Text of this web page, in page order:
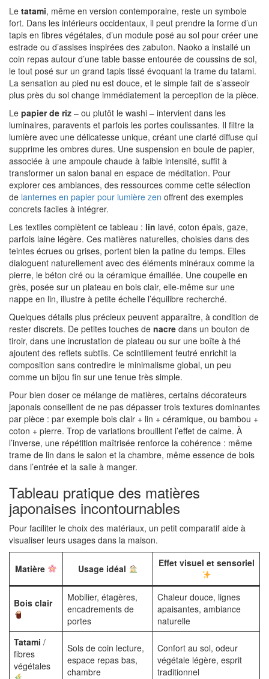
Le tatami, même en version contemporaine, reste un symbole
fort. Dans les intérieurs occidentaux, il peut prendre la forme d’un
tapis en fibres végétales, d’un module posé au sol pour créer une
estrade ou d’assises inspirées des zabuton. Naoko a installé un
coin repas autour d’une table basse entourée de coussins de sol,
le tout posé sur un grand tapis tissé évoquant la trame du tatami.
La sensation au pied nu est douce, et le simple fait de s’asseoir
plus près du sol change immédiatement la perception de la pièce.
Le papier de riz – ou plutôt le washi – intervient dans les
luminaires, paravents et parfois les portes coulissantes. Il filtre la
lumière avec une délicatesse unique, créant une clarté diffuse qui
supprime les ombres dures. Une suspension en boule de papier,
associée à une ampoule chaude à faible intensité, suffit à
transformer un salon banal en espace de méditation. Pour
explorer ces ambiances, des ressources comme cette sélection
de lanternes en papier pour lumière zen offrent des exemples
concrets faciles à intégrer.
Les textiles complètent ce tableau : lin lavé, coton épais, gaze,
parfois laine légère. Ces matières naturelles, choisies dans des
teintes écrues ou grises, portent bien la patine du temps. Elles
dialoguent naturellement avec des éléments minéraux comme la
pierre, le béton ciré ou la céramique émaillée. Une coupelle en
grès, posée sur un plateau en bois clair, elle-même sur une
nappe en lin, illustre à petite échelle l’équilibre recherché.
Quelques détails plus précieux peuvent apparaître, à condition de
rester discrets. De petites touches de nacre dans un bouton de
tiroir, dans une incrustation de plateau ou sur une boîte à thé
ajoutent des reflets subtils. Ce scintillement feutré enrichit la
composition sans contredire le minimalisme global, un peu
comme un bijou fin sur une tenue très simple.
Pour bien doser ce mélange de matières, certains décorateurs
japonais conseillent de ne pas dépasser trois textures dominantes
par pièce : par exemple bois clair + lin + céramique, ou bambou +
coton + pierre. Trop de variations brouillent l’effet de calme. À
l’inverse, une répétition maîtrisée renforce la cohérence : même
trame de lin dans le salon et la chambre, même essence de bois
dans l’entrée et la salle à manger.
Tableau pratique des matières
japonaises incontournables
Pour faciliter le choix des matériaux, un petit comparatif aide à
visualiser leurs usages dans la maison.
Matière Usage idéal Effet visuel et sensoriel
Bois clair
Mobilier, étagères,
encadrements de
portes
Chaleur douce, lignes
apaisantes, ambiance
naturelle
Tatami /
fibres
végétales
Sols de coin lecture,
espace repas bas,
chambre
Confort au sol, odeur
végétale légère, esprit
traditionnel